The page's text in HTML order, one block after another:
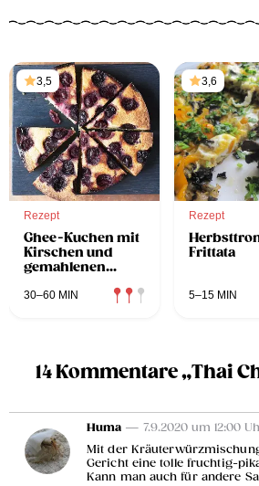
3,5
Rezept
Ghee-Kuchen mit
Kirschen und
gemahlenen
30–60 MIN
3,6
Rezept
Frittata
5–15 MIN
14 Kommentare „Thai
Huma — 7.9.2020 um 12:00
Mit der
Gericht eine tolle fruchtig-
Kann man auch für andere